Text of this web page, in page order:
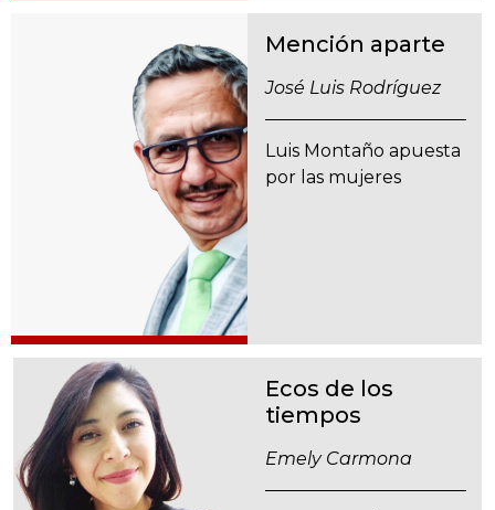
Mención aparte
José Luis Rodríguez
Luis Montaño apuesta
por las mujeres
Ecos de los
tiempos
Emely Carmona